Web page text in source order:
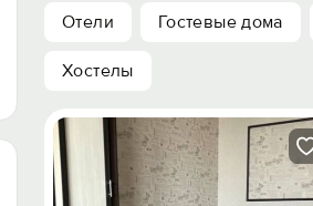
Отели Гостевые дома
Хостелы